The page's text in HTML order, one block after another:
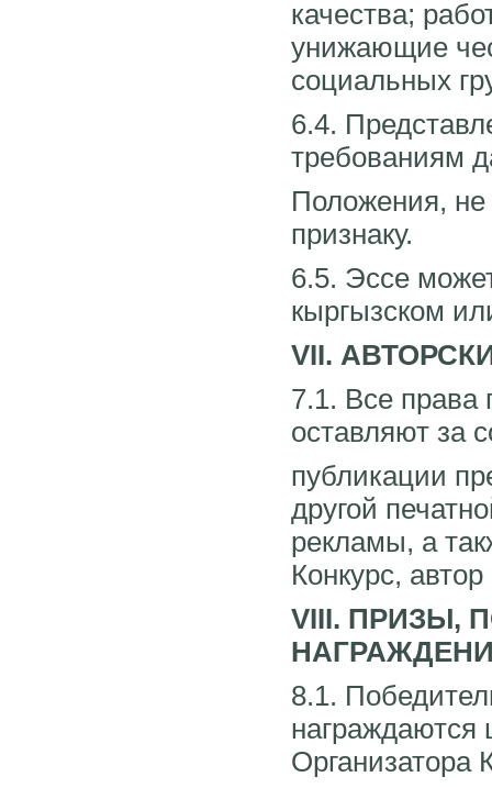
качества;
унижающие
социальных
6.4.
требованиям
Положения,
признаку.
6.5. Эссе
кыргызском
VII.
7.1. Все права
оставляют за
публикации
другой
рекламы, а
Конкурс,
VIII. ПРИЗЫ,
8.1.
Организатора